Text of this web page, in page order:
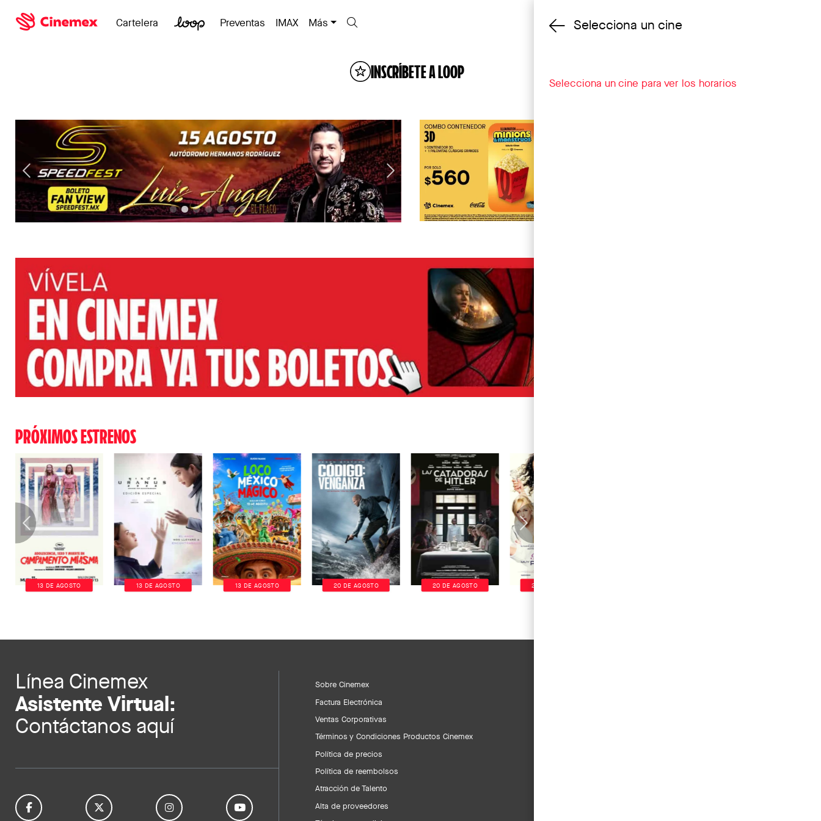
Cambiar cine
Cartelera Preventas IMAX Más
INSCRÍBETE A LOOP
PRÓXIMOS ESTRENOS
13 DE AGOSTO 13 DE AGOSTO 13 DE AGOSTO 20 DE AGOSTO 20 DE AGOSTO 20 DE AGOSTO
Línea Cinemex
Asistente Virtual:
Contáctanos aquí
Sobre Cinemex
Factura Electrónica
Ventas Corporativas
Términos y Condiciones Productos Cinemex
Política de precios
Política de reembolsos
Atracción de Talento
Alta de proveedores
Selecciona un cine
Selecciona un cine para ver los horarios